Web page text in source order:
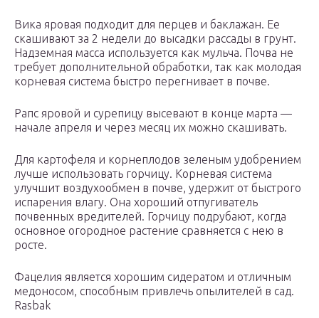
Вика яровая подходит для перцев и баклажан. Ее
скашивают за 2 недели до высадки рассады в грунт.
Надземная масса используется как мульча. Почва не
требует дополнительной обработки, так как молодая
корневая система быстро перегнивает в почве.
Рапс яровой и сурепицу высевают в конце марта —
начале апреля и через месяц их можно скашивать.
Для картофеля и корнеплодов зеленым удобрением
лучше использовать горчицу. Корневая система
улучшит воздухообмен в почве, удержит от быстрого
испарения влагу. Она хороший отпугиватель
почвенных вредителей. Горчицу подрубают, когда
основное огородное растение сравняется с нею в
росте.
Фацелия является хорошим сидератом и отличным
медоносом, способным привлечь опылителей в сад.
Rasbak